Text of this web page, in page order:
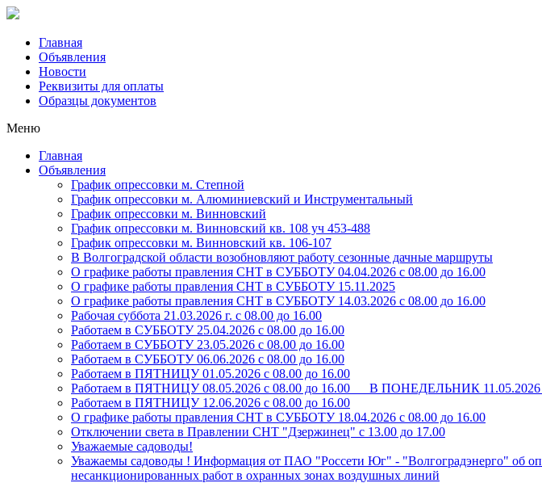
Главная
Объявления
Новости
Реквизиты для оплаты
Образцы документов
Меню
Главная
Объявления
График опрессовки м. Степной
График опрессовки м. Алюминиевский и Инструментальный
График опрессовки м. Винновский
График опрессовки м. Винновский кв. 108 уч 453-488
График опрессовки м. Винновский кв. 106-107
В Волгоградской области возобновляют работу сезонные дачные маршруты
О графике работы правления СНТ в СУББОТУ 04.04.2026 с 08.00 до 16.00
О графике работы правления СНТ в СУББОТУ 15.11.2025
О графике работы правления СНТ в СУББОТУ 14.03.2026 с 08.00 до 16.00
Рабочая суббота 21.03.2026 г. с 08.00 до 16.00
Работаем в СУББОТУ 25.04.2026 с 08.00 до 16.00
Работаем в СУББОТУ 23.05.2026 с 08.00 до 16.00
Работаем в СУББОТУ 06.06.2026 с 08.00 до 16.00
Работаем в ПЯТНИЦУ 01.05.2026 с 08.00 до 16.00
Работаем в ПЯТНИЦУ 08.05.2026 с 08.00 до 16.00 В ПОНЕДЕЛЬНИК 11.05.2026
Работаем в ПЯТНИЦУ 12.06.2026 с 08.00 до 16.00
О графике работы правления СНТ в СУББОТУ 18.04.2026 с 08.00 до 16.00
Отключении света в Правлении СНТ "Дзержинец" с 13.00 до 17.00
Уважаемые садоводы!
Уважаемы садоводы ! Информация от ПАО "Россети Юг" - "Волгоградэнерго" об
несанкционированных работ в охранных зонах воздушных линий